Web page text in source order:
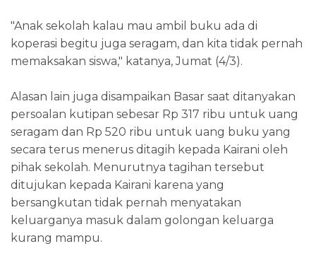
"Anak sekolah kalau mau ambil buku ada di
koperasi begitu juga seragam, dan kita tidak pernah
memaksakan siswa," katanya, Jumat (4/3).
Alasan lain juga disampaikan Basar saat ditanyakan
persoalan kutipan sebesar Rp 317 ribu untuk uang
seragam dan Rp 520 ribu untuk uang buku yang
secara terus menerus ditagih kepada Kairani oleh
pihak sekolah. Menurutnya tagihan tersebut
ditujukan kepada Kairani karena yang
bersangkutan tidak pernah menyatakan
keluarganya masuk dalam golongan keluarga
kurang mampu.